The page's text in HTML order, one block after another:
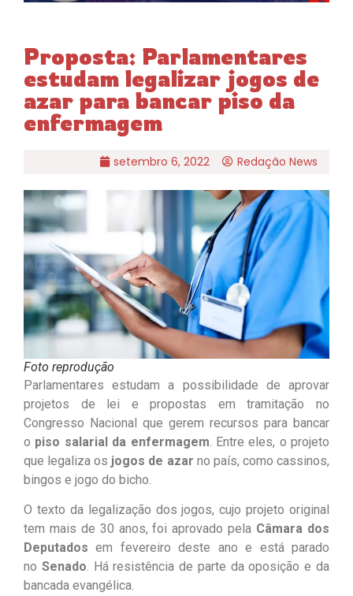
Proposta: Parlamentares
estudam legalizar jogos de
azar para bancar piso da
enfermagem
setembro 6, 2022 Redação News
Foto reprodução
Parlamentares estudam a possibilidade de aprovar
projetos de lei e propostas em tramitação no
Congresso Nacional que gerem recursos para bancar
o piso salarial da enfermagem. Entre eles, o projeto
que legaliza os jogos de azar no país, como cassinos,
bingos e jogo do bicho.
O texto da legalização dos jogos, cujo projeto original
tem mais de 30 anos, foi aprovado pela Câmara dos
Deputados em fevereiro deste ano e está parado
no Senado. Há resistência de parte da oposição e da
bancada evangélica.